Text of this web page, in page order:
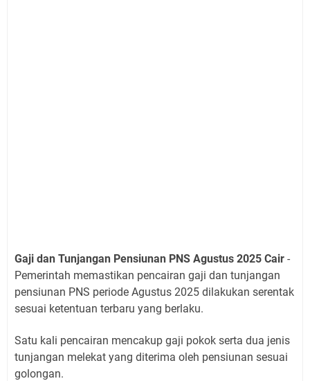
Gaji dan Tunjangan Pensiunan PNS Agustus 2025 Cair -
Pemerintah memastikan pencairan gaji dan tunjangan
pensiunan PNS periode Agustus 2025 dilakukan serentak
sesuai ketentuan terbaru yang berlaku.
Satu kali pencairan mencakup gaji pokok serta dua jenis
tunjangan melekat yang diterima oleh pensiunan sesuai
golongan.